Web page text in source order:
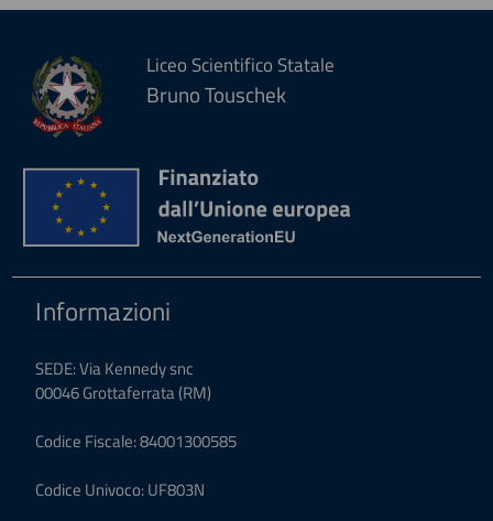
Liceo Scientifico Statale
Bruno Touschek
Informazioni
SEDE: Via Kennedy snc
00046 Grottaferrata (RM)
Codice Fiscale: 84001300585
Codice Univoco: UF803N